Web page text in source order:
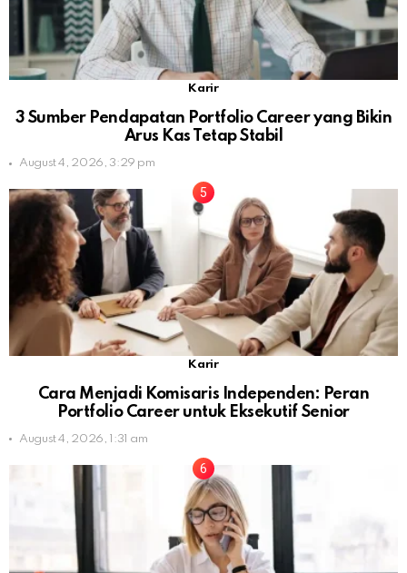
Karir
3 Sumber Pendapatan Portfolio Career yang Bikin
Arus Kas Tetap Stabil
August 4, 2026, 3:29 pm
Karir
Cara Menjadi Komisaris Independen: Peran
Portfolio Career untuk Eksekutif Senior
August 4, 2026, 1:31 am